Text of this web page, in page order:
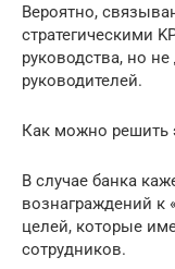
Вероятно,
стратегическими
руководства, но
руководителей.
Как можно решить
В случае банка
вознаграждений к
целей, которые
сотрудников.